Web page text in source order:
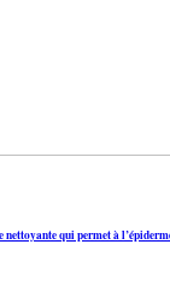
nettoyante qui permet à